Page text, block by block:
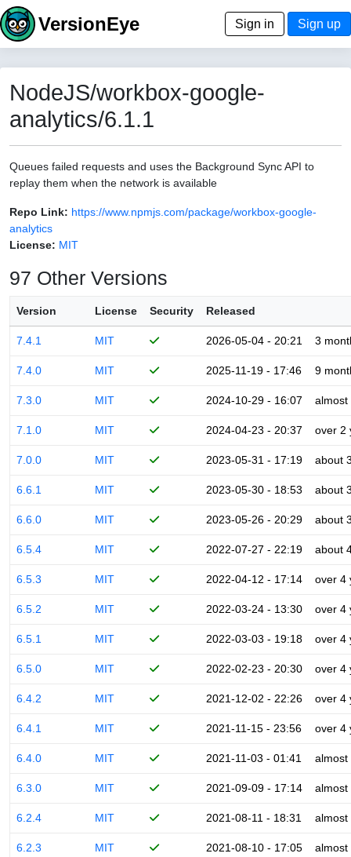
VersionEye Sign in Sign up
NodeJS/workbox-google-
analytics/6.1.1
Queues failed requests and uses the Background Sync API to
replay them when the network is available
Repo Link: https://www.npmjs.com/package/workbox-google-
analytics
License: MIT
97 Other Versions
Version License Security Released
7.4.1 MIT 2026-05-04 - 20:21 3
7.4.0 MIT 2025-11-19 - 17:46 9
7.3.0 MIT 2024-10-29 - 16:07 almost
7.1.0 MIT 2024-04-23 - 20:37 over 2
7.0.0 MIT 2023-05-31 - 17:19 about
6.6.1 MIT 2023-05-30 - 18:53 about
6.6.0 MIT 2023-05-26 - 20:29 about
6.5.4 MIT 2022-07-27 - 22:19 about
6.5.3 MIT 2022-04-12 - 17:14 over 4
6.5.2 MIT 2022-03-24 - 13:30 over 4
6.5.1 MIT 2022-03-03 - 19:18 over 4
6.5.0 MIT 2022-02-23 - 20:30 over 4
6.4.2 MIT 2021-12-02 - 22:26 over 4
6.4.1 MIT 2021-11-15 - 23:56 over 4
6.4.0 MIT 2021-11-03 - 01:41 almost
6.3.0 MIT 2021-09-09 - 17:14 almost
6.2.4 MIT 2021-08-11 - 18:31 almost
6.2.3 MIT 2021-08-10 - 17:05 almost